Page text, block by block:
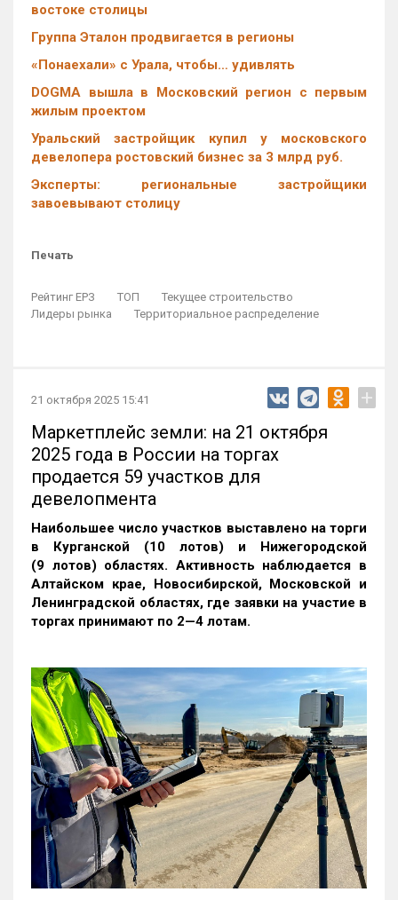
востоке столицы
Группа Эталон продвигается в регионы
«Понаехали» с Урала, чтобы… удивлять
DOGMA вышла в Московский регион с первым
жилым проектом
Уральский застройщик купил у московского
девелопера ростовский бизнес за 3 млрд руб.
Эксперты: региональные застройщики
завоевывают столицу
Печать
Рейтинг ЕРЗ ТОП
Текущее строительство
Лидеры рынка
Территориальное распределение
21 октября 2025 15:41 +
Маркетплейс земли: на 21 октября
2025 года в России на торгах
продается 59 участков для
девелопмента
Наибольшее число участков выставлено на торги
в Курганской (10 лотов) и Нижегородской
(9 лотов) областях. Активность наблюдается в
Алтайском крае, Новосибирской, Московской и
Ленинградской областях, где заявки на участие в
торгах принимают по 2—4 лотам.